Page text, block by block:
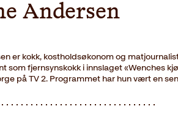
Andersen
er kokk, kostholdsøkonom og
som fjernsynskokk i innslaget «Wenches
på TV 2. Programmet har hun vært en